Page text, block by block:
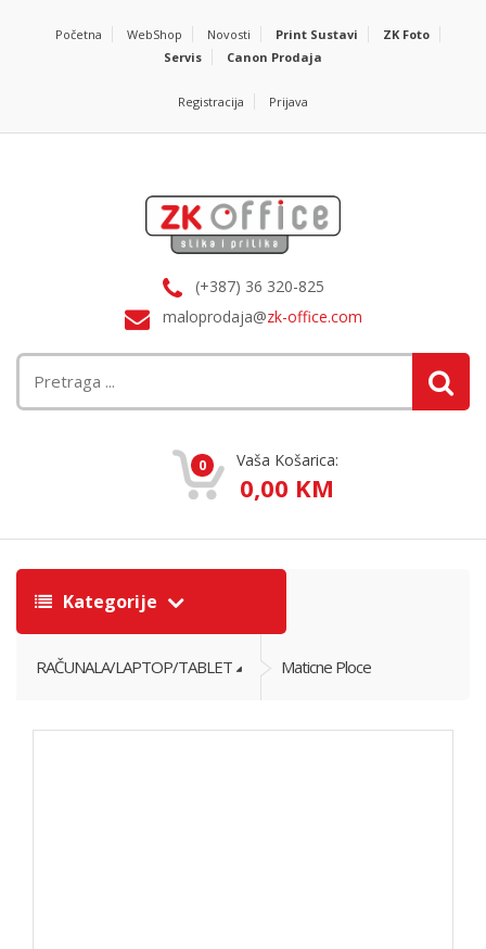
Početna WebShop Novosti Print Sustavi
ZK Foto
Servis
Canon Prodaja
Registracija Prijava
(+387) 36 320-825
maloprodaja@zk-office.com
0 Vaša Košarica:
0,00 KM
Kategorije
RAČUNALA/LAPTOP/TABLET Maticne Ploce